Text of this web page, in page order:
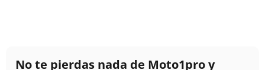
No te pierdas nada de Moto1pro y